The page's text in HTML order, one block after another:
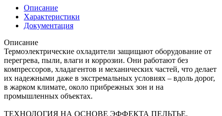
Описание
Характеристики
Документация
Описание
Термоэлектрические охладители защищают оборудование от
перегрева, пыли, влаги и коррозии. Они работают без
компрессоров, хладагентов и механических частей, что делает
их надежными даже в экстремальных условиях – вдоль дорог,
в жарком климате, около прибрежных зон и на
промышленных объектах.
ТЕХНОЛОГИЯ НА ОСНОВЕ ЭФФЕКТА ПЕЛЬТЬЕ.